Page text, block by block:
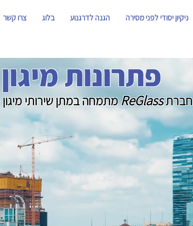
ניקיון יסודי לפני מסירה הגנה לדרגנוע בלוג צרו קשר
פתרונות
חברתReGlassמתמחה במתן שירותי